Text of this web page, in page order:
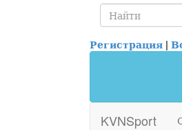
Регистрация |
KVNSport